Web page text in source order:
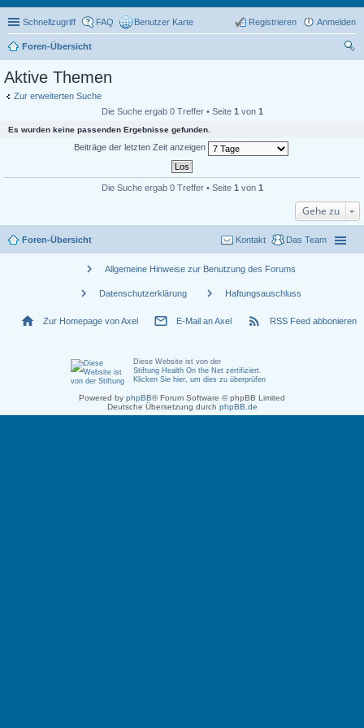
Schnellzugriff FAQ Benutzer Karte Anmelden
Registrieren
Foren-Übersicht
Aktive Themen
Zur erweiterten Suche
Die Suche ergab 0 Treffer • Seite 1 von 1
Es wurden keine passenden Ergebnisse gefunden.
Beiträge der letzten Zeit anzeigen
Die Suche ergab 0 Treffer • Seite 1 von 1
Gehe zu
Foren-Übersicht Das Team
Kontakt
chevron_right Allgemeine Hinweise zur Benutzung des Forums
chevron_right Datenschutzerklärung chevron_right Haftungsauschluss
home Zur Homepage von Axel mail_outline E-Mail an Axel rss_feed RSS Feed abbonieren
Diese Website ist von der
Stiftung Health On the Net zertifiziert
Klicken Sie hier, um dies zu überprüfen
Powered by phpBB® Forum Software © phpBB Limited
Deutsche Übersetzung durch phpBB.de